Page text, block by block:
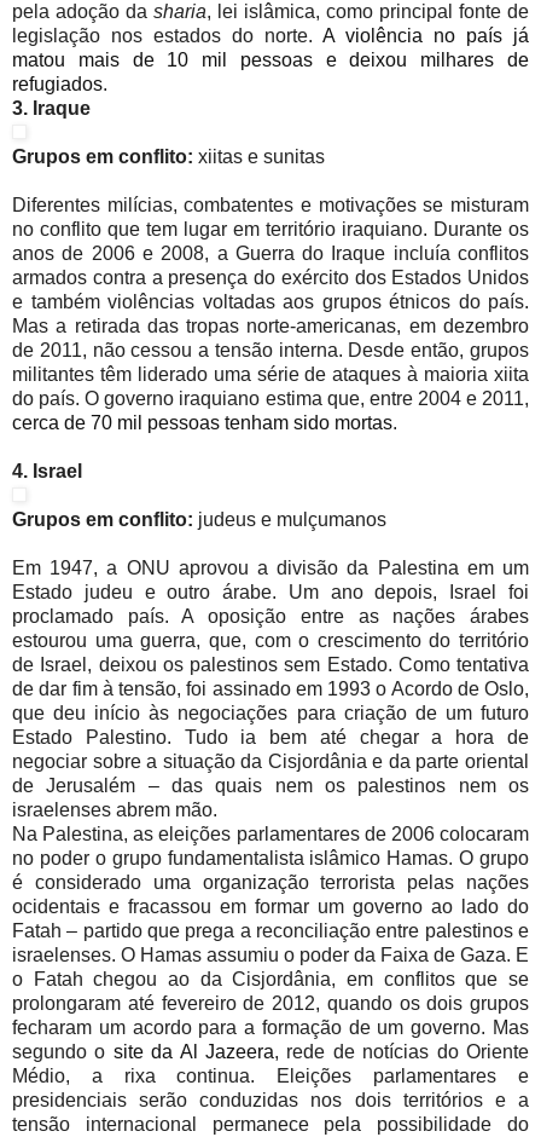
pela adoção da sharia, lei islâmica, como principal fonte de
legislação nos estados do norte. A violência no país já
matou mais de 10 mil pessoas e deixou milhares de
refugiados.
3. Iraque
Grupos em conflito: xiitas e sunitas
Diferentes milícias, combatentes e motivações se misturam
no conflito que tem lugar em território iraquiano. Durante os
anos de 2006 e 2008, a Guerra do Iraque incluía conflitos
armados contra a presença do exército dos Estados Unidos
e também violências voltadas aos grupos étnicos do país.
Mas a retirada das tropas norte-americanas, em dezembro
de 2011, não cessou a tensão interna. Desde então, grupos
militantes têm liderado uma série de ataques à maioria xiita
do país. O governo iraquiano estima que, entre 2004 e 2011,
cerca de 70 mil pessoas tenham sido mortas.
4. Israel
Grupos em conflito: judeus e mulçumanos
Em 1947, a ONU aprovou a divisão da Palestina em um
Estado judeu e outro árabe. Um ano depois, Israel foi
proclamado país. A oposição entre as nações árabes
estourou uma guerra, que, com o crescimento do território
de Israel, deixou os palestinos sem Estado. Como tentativa
de dar fim à tensão, foi assinado em 1993 o Acordo de Oslo,
que deu início às negociações para criação de um futuro
Estado Palestino. Tudo ia bem até chegar a hora de
negociar sobre a situação da Cisjordânia e da parte oriental
de Jerusalém – das quais nem os palestinos nem os
israelenses abrem mão.
Na Palestina, as eleições parlamentares de 2006 colocaram
no poder o grupo fundamentalista islâmico Hamas. O grupo
é considerado uma organização terrorista pelas nações
ocidentais e fracassou em formar um governo ao lado do
Fatah – partido que prega a reconciliação entre palestinos e
israelenses. O Hamas assumiu o poder da Faixa de Gaza. E
o Fatah chegou ao da Cisjordânia, em conflitos que se
prolongaram até fevereiro de 2012, quando os dois grupos
fecharam um acordo para a formação de um governo. Mas
segundo o site da Al Jazeera, rede de notícias do Oriente
Médio, a rixa continua. Eleições parlamentares e
presidenciais serão conduzidas nos dois territórios e a
tensão internacional permanece pela possibilidade do